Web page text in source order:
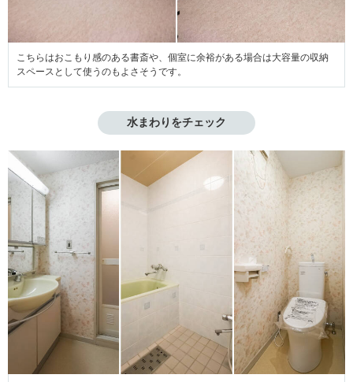
こちらはおこもり感のある書斎や、個室に余裕がある場合は大容量の収納
スペースとして使うのもよさそうです。
水まわりをチェック